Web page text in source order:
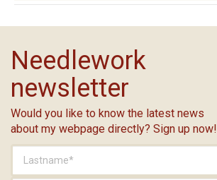
Needlework
newsletter
Would you like to know the latest news
about my webpage directly? Sign up now!